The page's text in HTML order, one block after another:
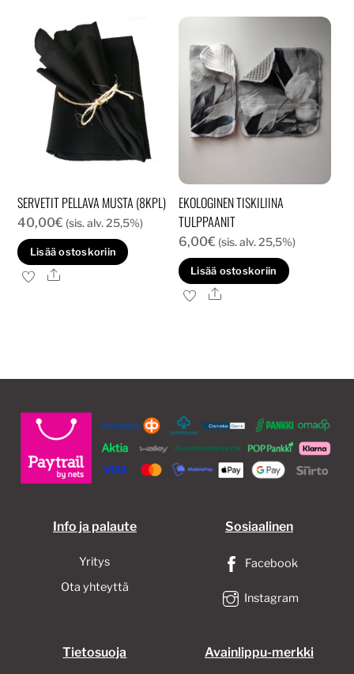
SERVETIT PELLAVA MUSTA (8KPL)
40,00€ (sis. alv. 25,5%)
Lisää ostoskoriin
Ale
EKOLOGINEN TISKILIINA
TULPPAANIT
6,00€ (sis. alv. 25,5%)
Lisää ostoskoriin
Ale
Info ja palaute
Yritys
Ota yhteyttä
Sosiaalinen
Facebook
Instagram
Tietosuoja Avainlippu-merkki